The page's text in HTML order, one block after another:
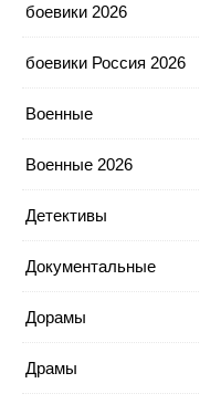
боевики 2026
боевики Россия 2026
Военные
Военные 2026
Детективы
Документальные
Дорамы
Драмы